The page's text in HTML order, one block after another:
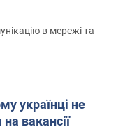
в мережі та
українці не
вакансії